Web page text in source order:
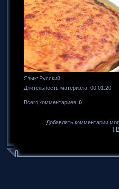
Язык: Русский
Длительность материала: 00:01:20
Всего комментариев: 0
Добавлять комментарии
[